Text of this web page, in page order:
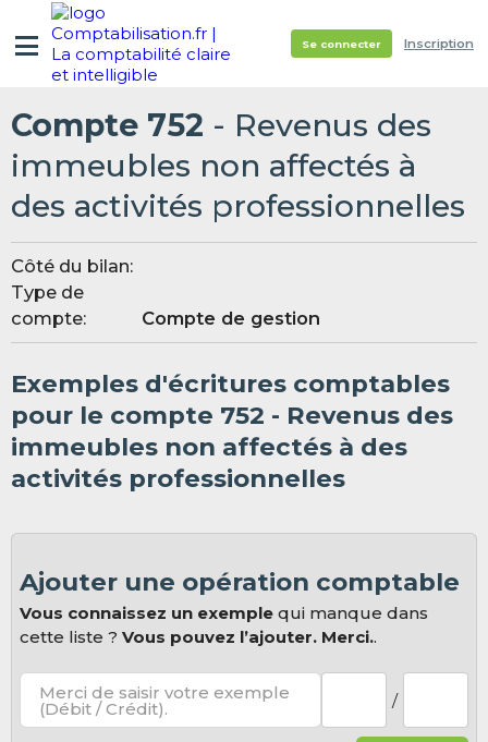
Se connecter Inscription
Compte 752 - Revenus des
immeubles non affectés à
des activités professionnelles
Côté du bilan:
Type de
compte:
Compte de gestion
Exemples d'écritures comptables
pour le compte 752 - Revenus des
immeubles non affectés à des
activités professionnelles
Ajouter une opération comptable
Vous connaissez un exemple qui manque dans
cette liste ?Vous pouvez l’ajouter. Merci..
Merci de saisir votre exemple
(Débit / Crédit). /